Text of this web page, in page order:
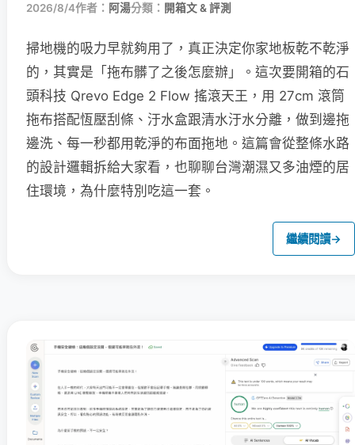
2026/8/4作者： 阿湯分類： 開箱文 & 評測
掃地機的吸力早就夠用了，真正決定你家地板乾不乾淨
的，其實是「拖布髒了之後怎麼辦」。這次要開箱的石
頭科技 Qrevo Edge 2 Flow 搖滾天王，用 27cm 滾筒
拖布搭配恆壓刮條、汙水盒跟清水汙水分離，做到邊拖
邊洗、每一秒都用乾淨的布面拖地。這篇會從整條水路
的設計邏輯拆給大家看，也聊聊台灣潮濕又多油煙的居
住環境，為什麼特別吃這一套。
繼續閱讀→